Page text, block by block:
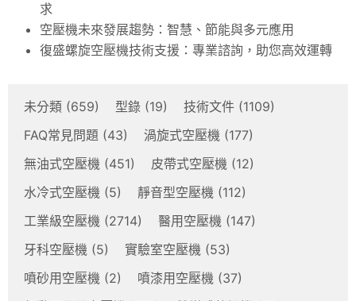
求
空壓機未來發展趨勢：智慧、節能與多元應用
復盛螺旋空壓機技術支援：專業諮詢，助您高效運轉
未分類 (659) 型錄 (19) 技術文件 (1109)
FAQ常見問題 (43) 渦旋式空壓機 (177)
無油式空壓機 (451) 皮帶式空壓機 (12)
水冷式空壓機 (5) 靜音型空壓機 (112)
工業級空壓機 (2714) 醫用空壓機 (147)
牙科空壓機 (5) 實驗室空壓機 (53)
噴砂用空壓機 (2) 噴漆用空壓機 (37)